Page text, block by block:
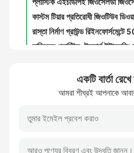
কারখানা ভ্রমণ
আমাদের সাথে যোগাযোগ করুন
উদ্ধৃতির জন্য আবেদন
জিওটেক্সটাইল জিওগ্রিড
একটি বার্তা রেখে
আমরা শীঘ্রই আপনাকে